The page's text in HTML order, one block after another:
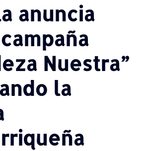
anuncia
Nuestra”
la